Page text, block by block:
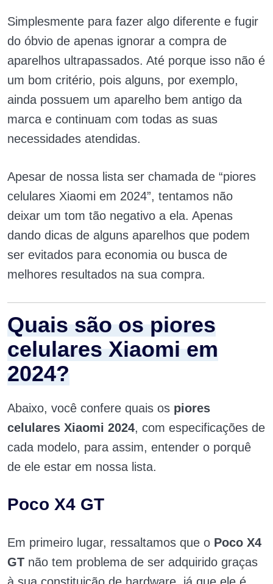
Simplesmente para fazer algo diferente e fugir
do óbvio de apenas ignorar a compra de
aparelhos ultrapassados. Até porque isso não é
um bom critério, pois alguns, por exemplo,
ainda possuem um aparelho bem antigo da
marca e continuam com todas as suas
necessidades atendidas.
Apesar de nossa lista ser chamada de “piores
celulares Xiaomi em 2024”, tentamos não
deixar um tom tão negativo a ela. Apenas
dando dicas de alguns aparelhos que podem
ser evitados para economia ou busca de
melhores resultados na sua compra.
Quais são os piores
celulares Xiaomi em
2024?
Abaixo, você confere quais os piores
celulares Xiaomi 2024, com especificações de
cada modelo, para assim, entender o porquê
de ele estar em nossa lista.
Poco X4 GT
Em primeiro lugar, ressaltamos que o Poco X4
GT não tem problema de ser adquirido graças